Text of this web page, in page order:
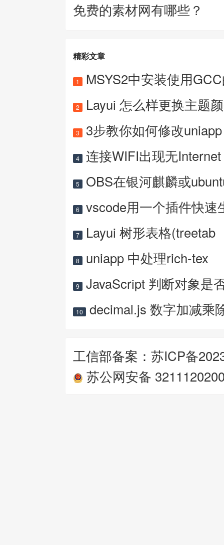
免费的素材网有哪些？
精彩文章
1 MSYS2中安装使用
2 Layui 怎么样更换主题
3 3步教你如何修改
4 连接WIFI出现无Internet
5 OBS在银河麒麟或
6 vscode用一个插件快速
7 Layui 树形表格(treetab
8 uniapp 中处理rich-tex
9 JavaScript 判断对象是
10 decimal.js 数字加减乘
工信部备案： 苏ICP备
苏公网安备